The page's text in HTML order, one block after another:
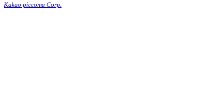
Kakao piccoma Corp.